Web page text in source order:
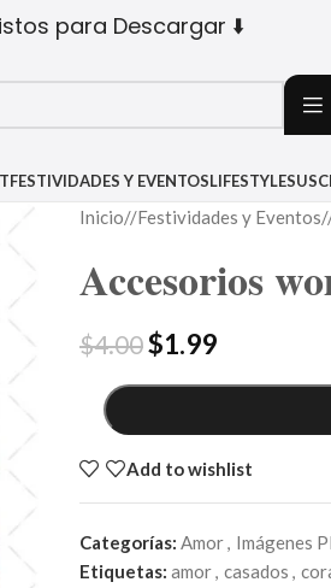
para Descargar ⬇️
FESTIVIDADES Y EVENTOSLIFESTYLE
Inicio/ Festividades y Eventos/
Accesorios
$4.00$1.99
Add to wishlist
Categorías: Amor, Imágenes
Etiquetas: amor, casados ,